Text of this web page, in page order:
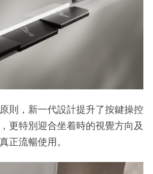
則，新一代設計提升了按鍵操控
更特別迎合坐着時的視覺方向及
正流暢使用。